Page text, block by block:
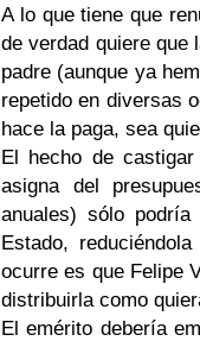
A lo que tiene que
de verdad quiere que
padre (aunque ya
repetido en diversas
hace la paga, sea
El hecho de
asigna del
anuales) sólo
Estado,
ocurre es que Felipe
distribuirla como
El emérito debería